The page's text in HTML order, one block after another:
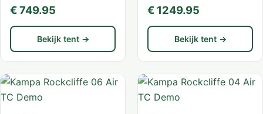
€ 749.95
Bekijk tent →
€ 1249.95
Bekijk tent →